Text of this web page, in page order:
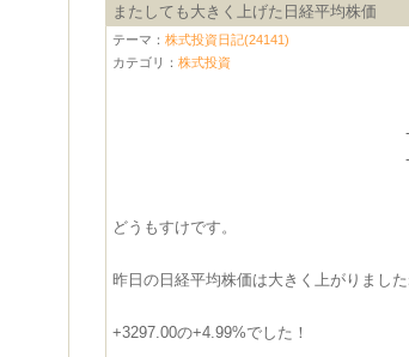
またしても大きく上げた日経平均株価
テーマ：株式投資日記(24141)
カテゴリ：株式投資
どうもすけです。
昨日の日経平均株価は大きく上がりました
+3297.00の+4.99%でした！